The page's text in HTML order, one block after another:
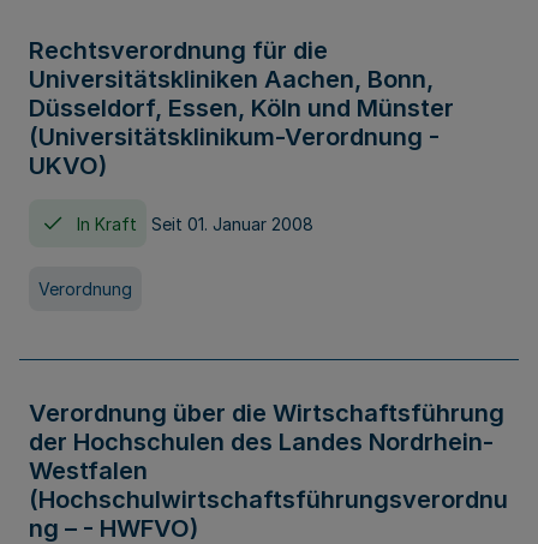
Rechtsverordnung für die
Universitätskliniken Aachen, Bonn,
Düsseldorf, Essen, Köln und Münster
(Universitätsklinikum-Verordnung -
UKVO)
In Kraft Seit 01. Januar 2008
Verordnung
Verordnung über die Wirtschaftsführung
der Hochschulen des Landes Nordrhein-
Westfalen
(Hochschulwirtschaftsführungsverordnu
ng – - HWFVO)